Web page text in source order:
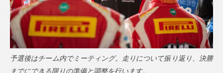
予選後はチーム内でミーティング。走りについて振り返り、決勝
までにできる限りの準備と調整を行います。